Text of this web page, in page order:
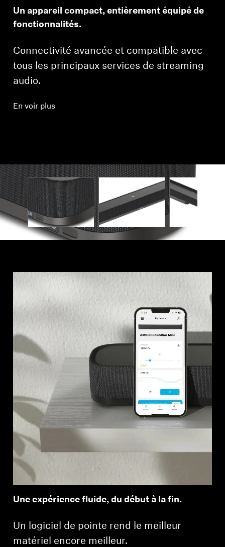
Un appareil compact, entièrement équipé de
fonctionnalités.
Connectivité avancée et compatible avec
tous les principaux services de streaming
audio.
En voir plus
Une expérience fluide, du début à la fin.
Un logiciel de pointe rend le meilleur
matériel encore meilleur.
Connectez-vous à votre compte pour ajouter
des produits à votre liste de souhaits et afficher
vos articles précédemment enregistrés.
Se connecter